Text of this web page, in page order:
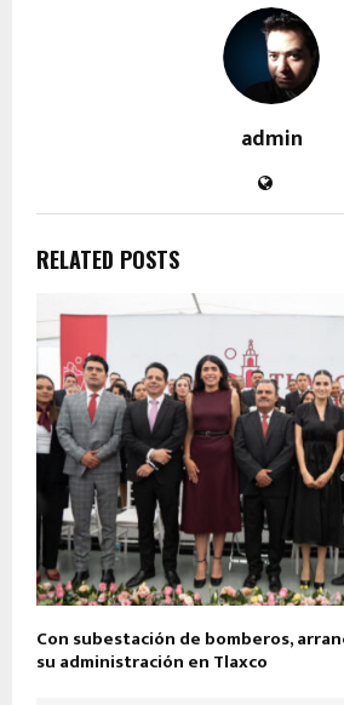
admin
RELATED POSTS
Con subestación de bomberos,
su administración en Tlaxco